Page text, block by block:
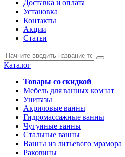
Доставка и оплата
Установка
Контакты
Акции
Статьи
Каталог
Товары со скидкой
Мебель для ванных комнат
Унитазы
Акриловые ванны
Гидромассажные ванны
Чугунные ванны
Стальные ванны
Ванны из литьевого мрамора
Раковины